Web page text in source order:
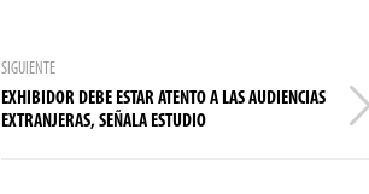
SIGUIENTE
EXHIBIDOR DEBE ESTAR ATENTO A LAS AUDIENCIAS
EXTRANJERAS, SEÑALA ESTUDIO